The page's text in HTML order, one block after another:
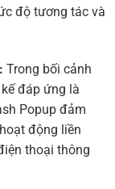
độ tương tác và
Trong bối cảnh
đáp ứng là
Popup đảm
động liền
thoại thông